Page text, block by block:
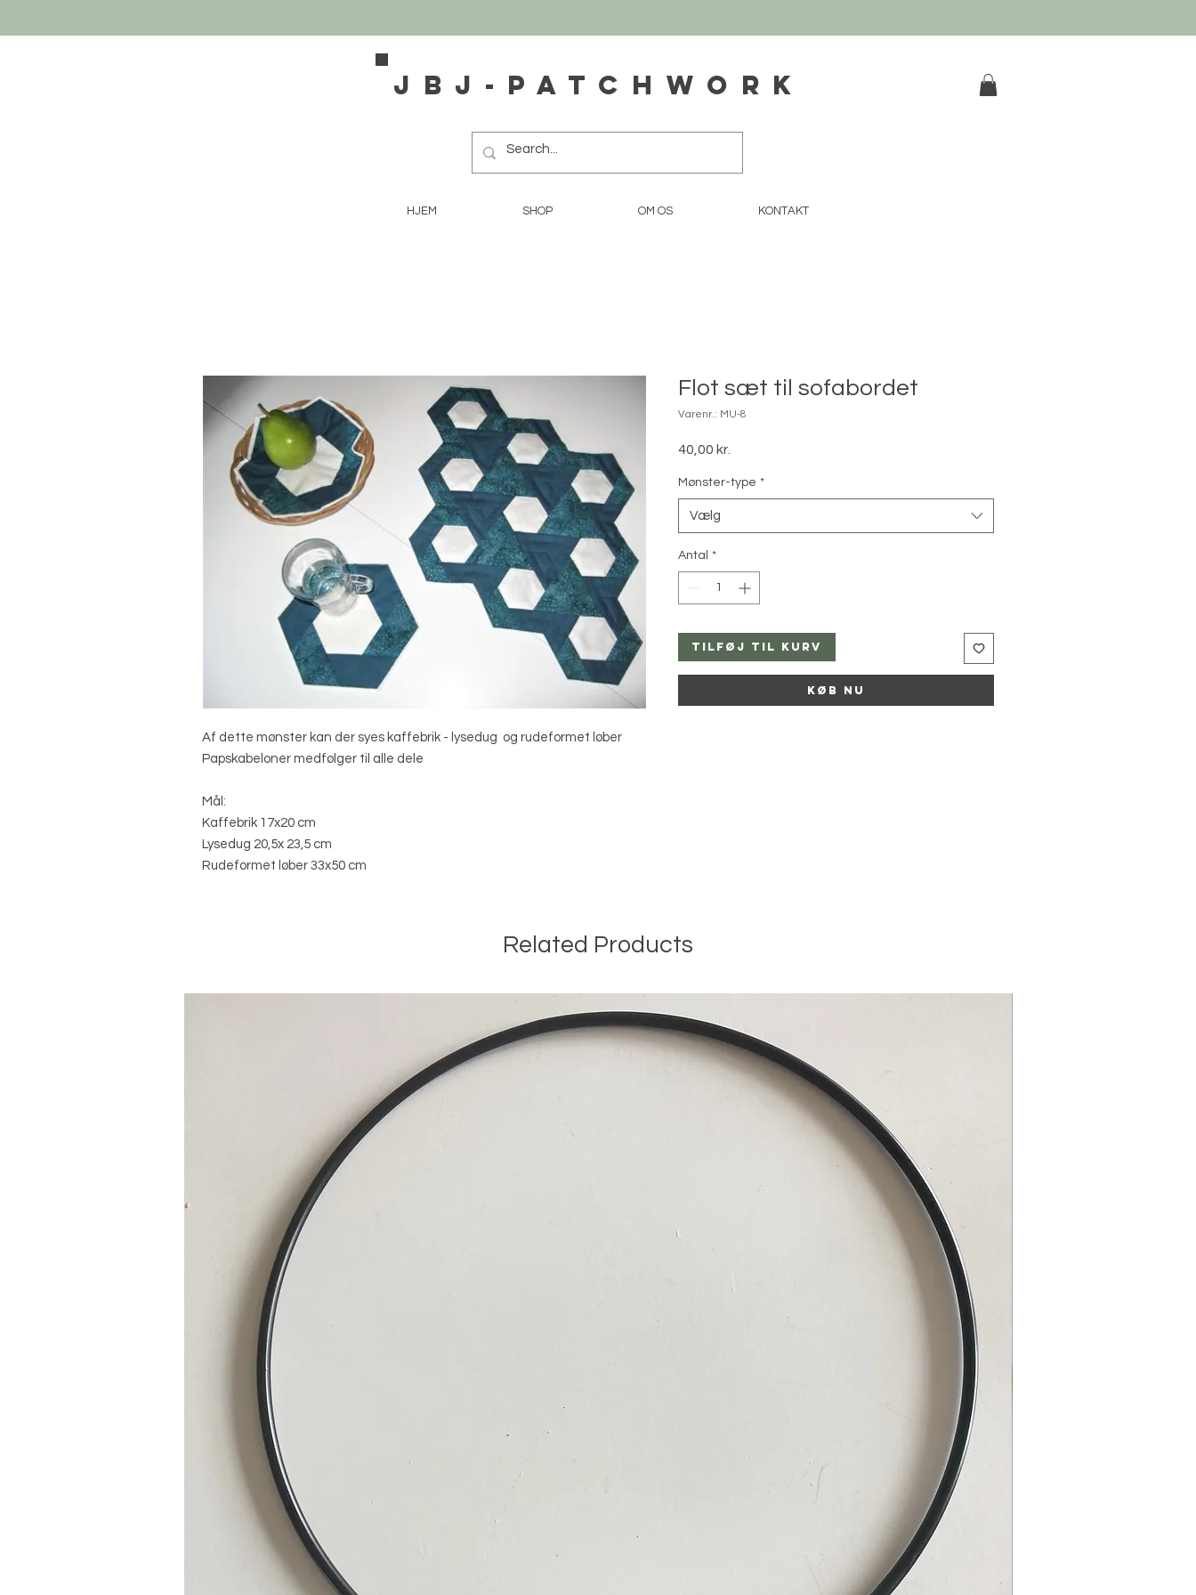
JBJ-Patchwork
HJEM SHOP OM OS KONTAKT
Af dette mønster kan der syes kaffebrik - lysedug og rudeformet løber
Papskabeloner medfølger til alle dele
Mål:
Kaffebrik 17x20 cm
Lysedug 20,5x 23,5 cm
Rudeformet løber 33x50 cm
Flot sæt til sofabordet
Varenr.: MU-8
40,00 kr.
Mønster-type *
Vælg
Antal *
Tilføj til kurv
Køb nu
Related Products